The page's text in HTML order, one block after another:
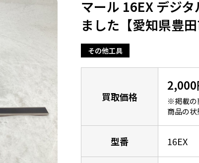
マール 16EX デジ
ました【愛知県豊田
その他工具
買取価格
2,000
※掲載の
商品の
型番 16EX